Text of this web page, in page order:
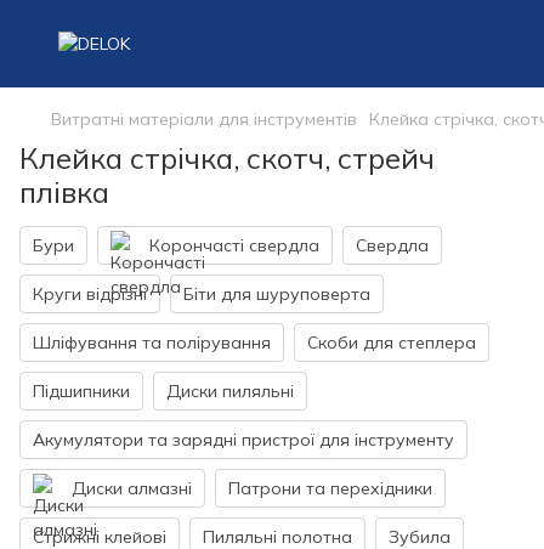
Витратні матеріали для інструментів Клейка стрічка,
Клейка стрічка, скотч, стрейч
плівка
Бури Корончасті свердла Свердла
Круги відрізні Біти для шуруповерта
Шліфування та полірування Скоби для степлера
Підшипники Диски пиляльні
Акумулятори та зарядні пристрої для інструменту
Диски алмазні Патрони та перехідники
Стрижні клейові Пиляльні полотна Зубила